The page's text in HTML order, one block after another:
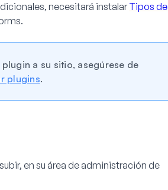
necesitará instalarTipos de
a su sitio, asegúrese de
plugins.
en su área de administración de